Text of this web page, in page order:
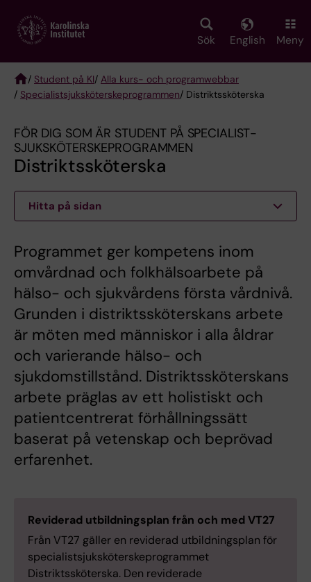
main
Sök English Meny
Breadcrumb
/ Student på KI/ Alla kurs- och programwebbar
/ Specialist­sjuksköterske­programmen/ Distriktssköterska
FÖR DIG SOM ÄR STUDENT PÅ SPECIALIST­
SJUKSKÖTERSKE­PROGRAMMEN
Distriktssköterska
Hitta på sidan
Programmet ger kompetens inom
omvårdnad och folkhälsoarbete på
hälso- och sjukvårdens första vårdnivå.
Grunden i distriktssköterskans arbete
är möten med människor i alla åldrar
och varierande hälso- och
sjukdomstillstånd. Distriktssköterskans
arbete präglas av ett holistiskt och
patientcentrerat förhållningssätt
baserat på vetenskap och beprövad
erfarenhet.
Reviderad utbildningsplan från och med VT27
Från VT27 gäller en reviderad utbildningsplan för
specialistsjuksköterskeprogrammet
Distriktssköterska. Den reviderade